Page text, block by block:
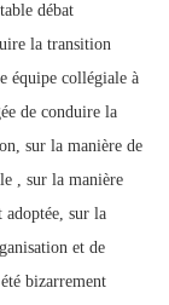
débat
la transition
équipe collégiale à
de conduire la
sur la manière de
, sur la manière
adoptée, sur la
et de
bizarrement